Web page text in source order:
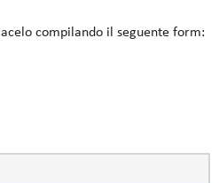
compilando il seguente form: